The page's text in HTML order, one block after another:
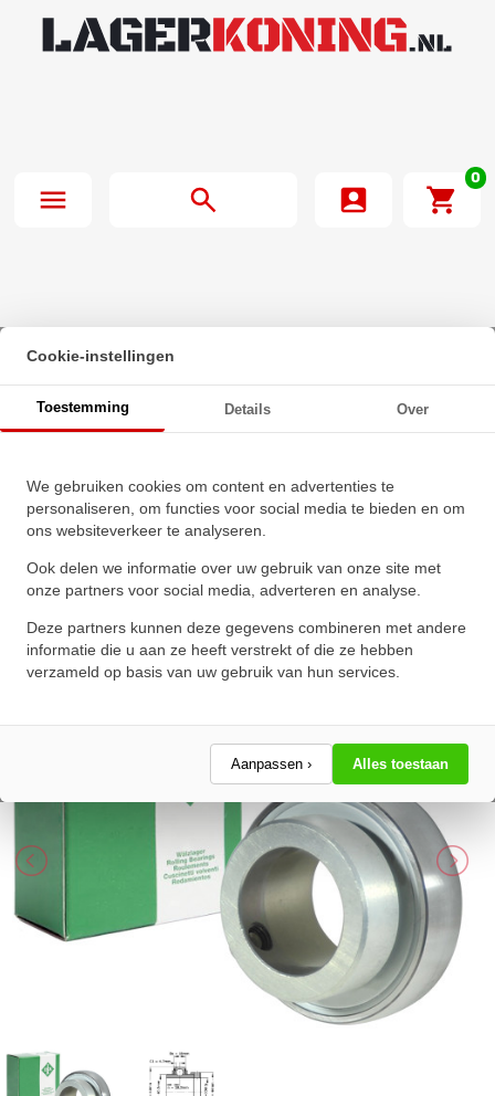
0
Beginpagina·
INA Insert Lager GE30 KRR B FA125.5 (30x62x48.5mm)
Cookie-instellingen
Toestemming Details Over
We gebruiken cookies om content en advertenties te
personaliseren, om functies voor social media te bieden en om
ons websiteverkeer te analyseren.
Ook delen we informatie over uw gebruik van onze site met
onze partners voor social media, adverteren en analyse.
Deze partners kunnen deze gegevens combineren met andere
informatie die u aan ze heeft verstrekt of die ze hebben
verzameld op basis van uw gebruik van hun services.
Aanpassen › Alles toestaan
INA Insert Lager GE30 KRR B
FA125.5 (30x62x48.5mm)
★★★★★
★★★★★
Schrijf een review!